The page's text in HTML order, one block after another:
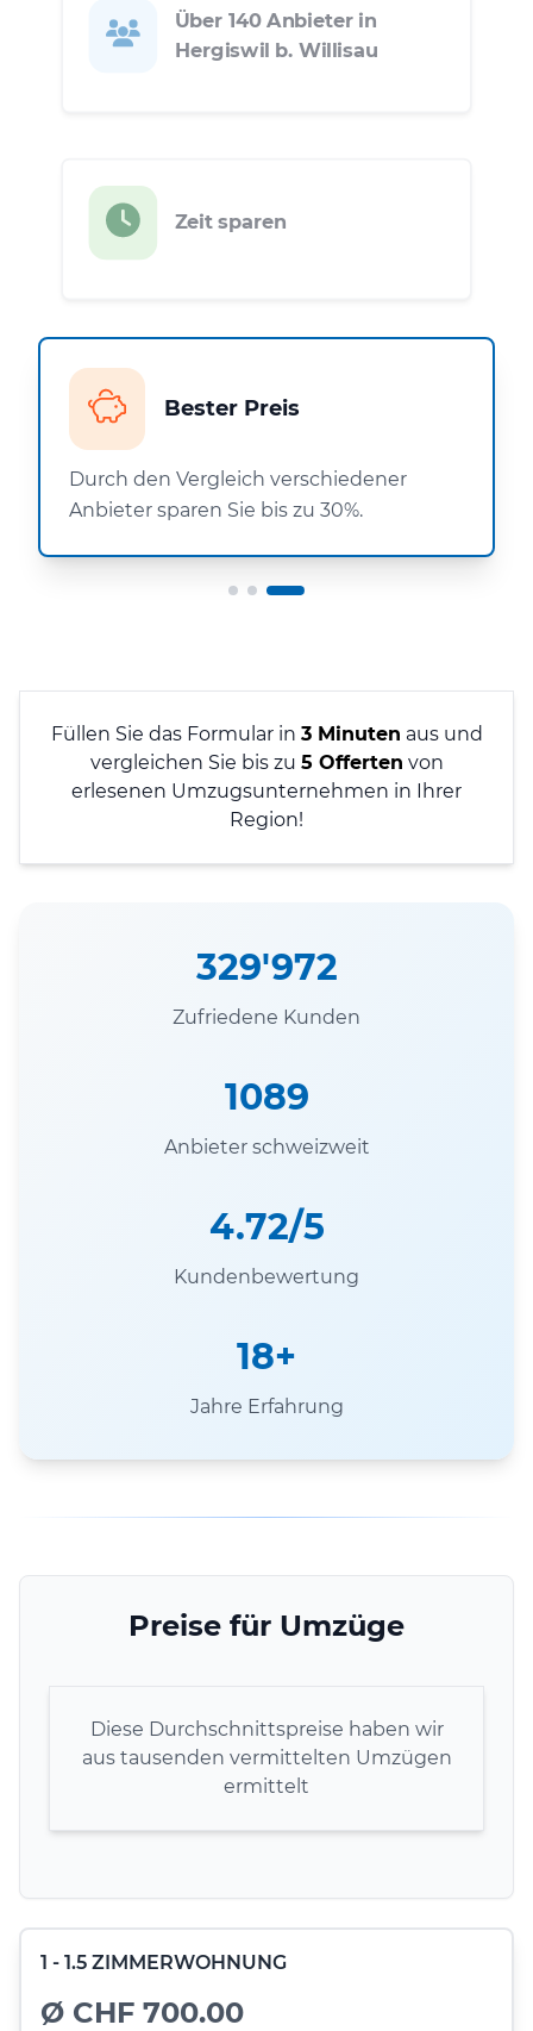
Über 140 Anbieter in
Hergiswil b. Willisau
Zeit sparen
Bester Preis
Durch den Vergleich verschiedener
Anbieter sparen Sie bis zu 30%.
Füllen Sie das Formular in 3 Minuten aus und
vergleichen Sie bis zu 5 Offerten von
erlesenen Umzugsunternehmen in Ihrer
Region!
329'972
Zufriedene Kunden
1089
Anbieter schweizweit
4.72/5
Kundenbewertung
18+
Jahre Erfahrung
Preise für Umzüge
Diese Durchschnittspreise haben wir
aus tausenden vermittelten Umzügen
ermittelt
1 - 1.5 ZIMMERWOHNUNG
Ø CHF 700.00